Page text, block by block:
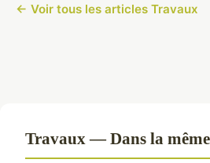
← Voir tous les articles Travaux
Travaux — Dans la